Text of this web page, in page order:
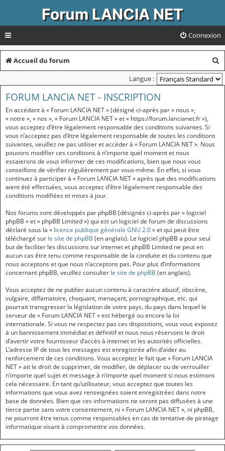
Forum LANCIA NET
Connexion
Accueil du forum
e
Langue :
FORUM LANCIA NET - INSCRIPTION
En accédant à « Forum LANCIA NET » (désigné ci-après par « nous »,
« notre », « nos », « Forum LANCIA NET » et « https://forum.lancianet.fr »),
vous acceptez d’être légalement responsable des conditions suivantes. Si
vous n’acceptez pas d’être légalement responsable de toutes les conditions
suivantes, veuillez ne pas utiliser et accéder à « Forum LANCIA NET ». Nous
pouvons modifier ces conditions à n’importe quel moment et nous
essaierons de vous informer de ces modifications, bien que nous vous
conseillons de vérifier régulièrement par vous-même. En effet, si vous
continuez à participer à « Forum LANCIA NET » après que des modifications
aient été effectuées, vous acceptez d’être légalement responsable des
conditions modifiées et mises à jour.
Nos forums sont développés par phpBB (désignés ci-après par « logiciel
phpBB » et « phpBB Limited ») qui est un logiciel de forum de discussions
déclaré sous la « licence publique générale GNU 2.0» et qui peut être
téléchargé sur le site de phpBB (en anglais). Le logiciel phpBB a pour seul
but de faciliter les discussions sur internet et phpBB Limited ne peut en
aucun cas être tenu comme responsable de la conduite et du contenu que
nous acceptons et que nous n’acceptons pas. Pour plus d’informations
concernant phpBB, veuillez consulter le site de phpBB (en anglais).
Vous acceptez de ne publier aucun contenu à caractère abusif, obscène,
vulgaire, diffamatoire, choquant, menaçant, pornographique, etc. qui
pourrait transgresser la législation de votre pays, du pays dans lequel le
serveur de « Forum LANCIA NET » est hébergé ou encore la loi
internationale. Si vous ne respectez pas ces dispositions, vous vous exposez
à un bannissement immédiat et définitif et nous nous réservons le droit
d’avertir votre fournisseur d’accès à internet et les autorités officielles.
L’adresse IP de tous les messages est enregistrée afin d’aider au
renforcement de ces conditions. Vous acceptez le fait que « Forum LANCIA
NET » ait le droit de supprimer, de modifier, de déplacer ou de verrouiller
n’importe quel sujet et message à n’importe quel moment si nous estimons
cela nécessaire. En tant qu’utilisateur, vous acceptez que toutes les
informations que vous avez renseignées soient enregistrées dans notre
base de données. Bien que ces informations ne seront pas diffusées à une
tierce partie sans votre consentement, ni « Forum LANCIA NET », ni phpBB,
ne pourront être tenus comme responsables en cas de tentative de piratage
informatique visant à compromettre vos données.